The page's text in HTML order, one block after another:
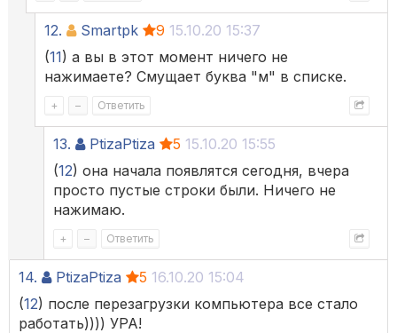
12. Smartpk 9 15.10.20 15:37
(11) а вы в этот момент ничего не
нажимаете? Смущает буква "м" в списке.
+ – Ответить
13. PtizaPtiza 5 15.10.20 15:55
(12) она начала появлятся сегодня, вчера
просто пустые строки были. Ничего не
нажимаю.
+ – Ответить
14. PtizaPtiza 5 16.10.20 15:04
(12) после перезагрузки компьютера все стало
работать)))) УРА!